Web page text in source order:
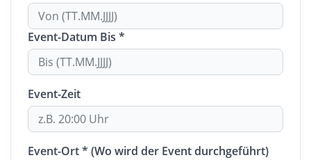
Event-Datum Bis *
Event-Zeit
Event-Ort * (Wo wird der Event durchgeführt)